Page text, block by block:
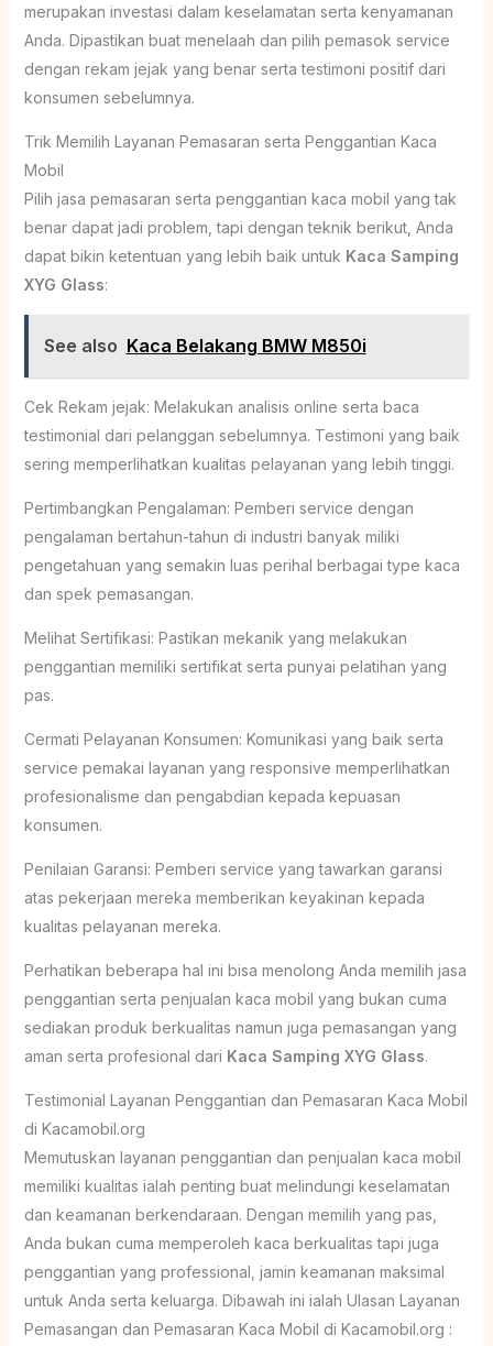
merupakan investasi dalam keselamatan serta kenyamanan
Anda. Dipastikan buat menelaah dan pilih pemasok service
dengan rekam jejak yang benar serta testimoni positif dari
konsumen sebelumnya.
Trik Memilih Layanan Pemasaran serta Penggantian Kaca
Mobil
Pilih jasa pemasaran serta penggantian kaca mobil yang tak
benar dapat jadi problem, tapi dengan teknik berikut, Anda
dapat bikin ketentuan yang lebih baik untuk Kaca Samping
XYG Glass:
See also Kaca Belakang BMW M850i
Cek Rekam jejak: Melakukan analisis online serta baca
testimonial dari pelanggan sebelumnya. Testimoni yang baik
sering memperlihatkan kualitas pelayanan yang lebih tinggi.
Pertimbangkan Pengalaman: Pemberi service dengan
pengalaman bertahun-tahun di industri banyak miliki
pengetahuan yang semakin luas perihal berbagai type kaca
dan spek pemasangan.
Melihat Sertifikasi: Pastikan mekanik yang melakukan
penggantian memiliki sertifikat serta punyai pelatihan yang
pas.
Cermati Pelayanan Konsumen: Komunikasi yang baik serta
service pemakai layanan yang responsive memperlihatkan
profesionalisme dan pengabdian kepada kepuasan
konsumen.
Penilaian Garansi: Pemberi service yang tawarkan garansi
atas pekerjaan mereka memberikan keyakinan kepada
kualitas pelayanan mereka.
Perhatikan beberapa hal ini bisa menolong Anda memilih jasa
penggantian serta penjualan kaca mobil yang bukan cuma
sediakan produk berkualitas namun juga pemasangan yang
aman serta profesional dari Kaca Samping XYG Glass.
Testimonial Layanan Penggantian dan Pemasaran Kaca Mobil
di Kacamobil.org
Memutuskan layanan penggantian dan penjualan kaca mobil
memiliki kualitas ialah penting buat melindungi keselamatan
dan keamanan berkendaraan. Dengan memilih yang pas,
Anda bukan cuma memperoleh kaca berkualitas tapi juga
penggantian yang professional, jamin keamanan maksimal
untuk Anda serta keluarga. Dibawah ini ialah Ulasan Layanan
Pemasangan dan Pemasaran Kaca Mobil di Kacamobil.org :